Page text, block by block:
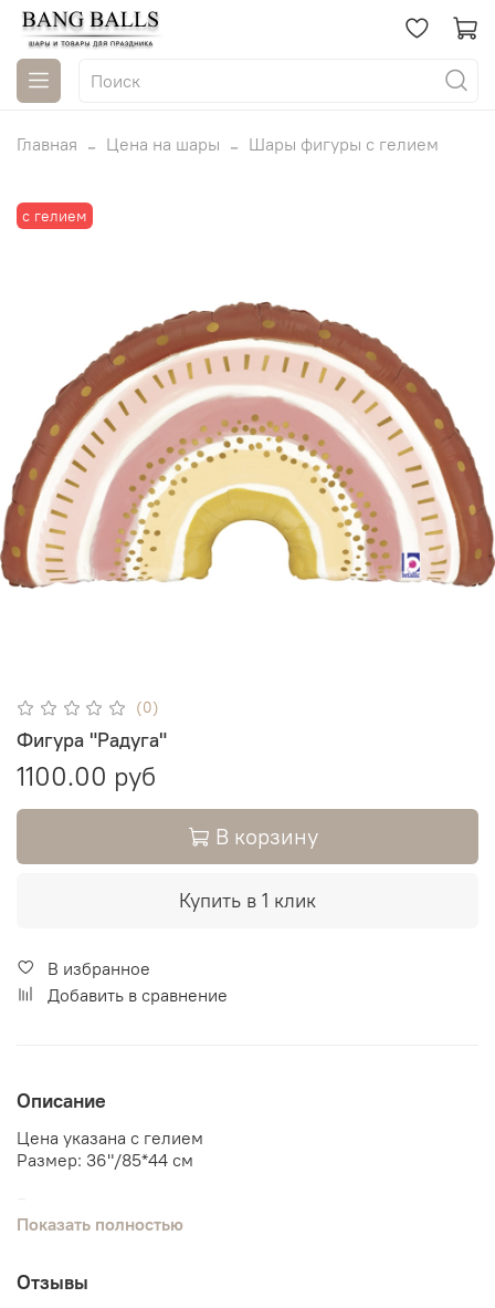
Главная Цена на шары Шары фигуры с гелием
с гелием
(0)
Фигура "Радуга"
1100.00 руб
В корзину
Купить в 1 клик
В избранное
Добавить в сравнение
Описание
Цена указана с гелием
Размер: 36"/85*44 см
Радуга бохо
Показать полностью
Отзывы